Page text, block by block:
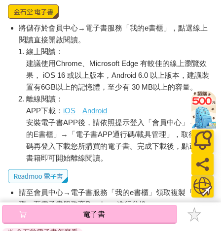
聽出其中的痛苦。如果你想以尊嚴對待別人，而他們覺得受委
屈，那麼就不要忽視他們的痛苦，你要問：「你遇到什麼困
難？」
光說「我不去想那些事，我都一視同仁」是不夠的，因為在任何
一個社群裡，任何一個成員的境況都會影響到全體。我們這些屬
於邊緣化群體的人不奢望說出：「我不去想那些事」，因為我們
每天都會受那些事影響。
所以我要來勉勵所有的人，去嘗試展開這些對話，立刻傾聽，慢
點發言，在說出欠考慮的話時互相包容。如果開始有了對話，這
些情況就會發生，如果犯錯了，就必須向對方展現善意，總比不
說話來得好。
我要分享我在種族方面的一些親身經歷。我是華裔美國人，在德
州的白人與拉丁美洲裔混居地區長大，很早就發覺我家的習慣和
我的朋友不同，我的穿著不一樣，飯盒裡的食物也不一樣，這些
事情讓我與人格格不入。我老是被人欺負。我想當個白人。我幾
乎沒有亞裔美國人的榜樣可效法。我記得我母親總是在記者宗毓
華出現時，把我叫到電視機前，因為很難得在媒體上看到長相跟
我們很像的人。只要有亞裔美國人上新聞，我爸爸就會剪報。當
個亞洲人令我很難為情，所以我努力裝白人的樣子，就算看起來
不是白人。這表示我會公開否定任何跟亞洲人有關的東西，不對
將儲存於會員中心→電子書服務「我的e書櫃」，點選線上
閱讀直接開啟閱讀。
線上閱讀：
建議使用Chrome、Microsoft Edge 有較佳的線上瀏覽效
果， iOS 16 或以上版本，Android 6.0 以上版本，建議裝
置有6GB以上的記憶體，至少有 30 MB以上的容量。
離線閱讀：
APP下載： iOS
Android
安裝電子書APP後，請依照提示登入「會員中心」→「我
的E書櫃」→「電子書APP通行碼/載具管理」，取得通行
碼再登入下載您所購買的電子書。完成下載後，點選任一
書籍即可開始離線閱讀。
請至會員中心→電子書服務「我的e書櫃」領取複製『兌換
碼』至電子書服務商Readmoo進行兌換。
退換貨須知：
電子書